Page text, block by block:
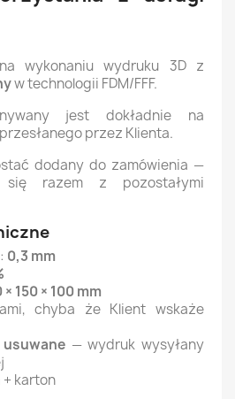
wykonaniu wydruku 3D z
w technologii FDM/FFF.
jest dokładnie na
przez Klienta.
dodany do zamówienia —
się razem z pozostałymi
0,3 mm
× 150 × 100 mm
chyba że Klient wskaże
— wydruk wysyłany
karton